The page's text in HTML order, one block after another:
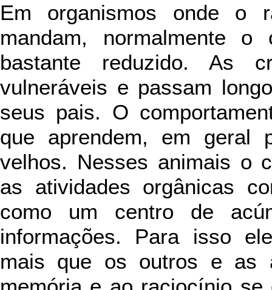
Em organismos onde o
mandam, normalmente o
bastante reduzido. As
vulneráveis e passam
seus pais. O
que aprendem, em geral
velhos. Nesses animais o
as atividades orgânicas
como um centro de
informações. Para isso
mais que os outros e as